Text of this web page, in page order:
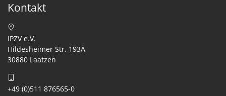
Kontakt
IPZV e.V.
Hildesheimer Str. 193A
30880 Laatzen
+49 (0)511 876565-0